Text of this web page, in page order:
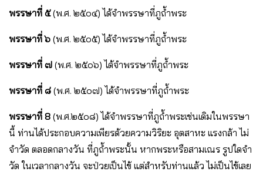
พรรษาที่ ๕(พ.ศ. ๒๕๐๔) ได้จําพรรษาที่ภูถ้ำพระ
พรรษาที่ ๖ (พ.ศ. ๒๕๐๕) ได้จําพรรษาที่ภูถ้ำพระ
พรรษาที่ ๗ (พ.ศ. ๒๕๐๖) ได้จําพรรษาที่ภูถ้ำพระ
พรรษาที่ ๘ (พ.ศ. ๒๕๐๗) ได้จําพรรษาที่ภูถ้ำพระ
พรรษาที่ 8 (พ.ศ.๒๕๐๘) ได้จําพรรษาที่ภูถ้ำพระเช่นเดิมในพรรษา
นี้ ท่านได้ประกอบความเพียรด้วยความวิริยะ อุตสาหะ แรงกล้า ไม่
จําวัด ตลอดกลางวัน ที่ภูถ้ำพระนั้น หากพระหรือสามเณร รูปใดจํา
วัด ในเวลากลางวัน จะป่วยเป็นไข้ แต่สําหรับท่านแล้ว ไม่เป็นไข้เลย